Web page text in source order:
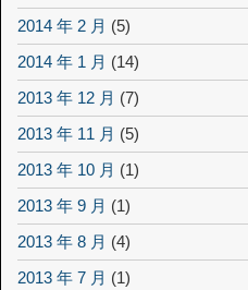
2014 年 2 月 (5)
2014 年 1 月 (14)
2013 年 12 月 (7)
2013 年 11 月 (5)
2013 年 10 月 (1)
2013 年 9 月 (1)
2013 年 8 月 (4)
2013 年 7 月 (1)